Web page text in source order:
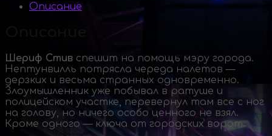
Описание
Шериф Стив спешит на помощь мэру города.
Нептунвилль потрясла череда налетов —
дерзких и весьма странных одновременно.
Злоумышленник уже побывал в ратуше и
полицейском участке, перевернул там все с ног
на голову, но ничего особо ценного не взял.
Кроме одного — ключа от городских ворот.